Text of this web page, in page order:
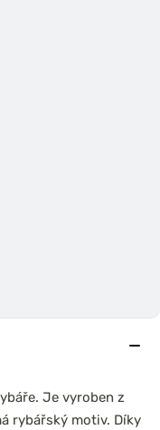
Je vyroben z
rybářský motiv. Díky